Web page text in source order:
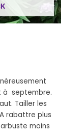
à septembre.
Tailler les
rabattre plus
moins